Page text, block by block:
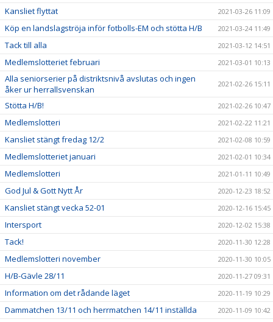
Kansliet flyttat 2021-03-26 11:09
Köp en landslagströja inför fotbolls-EM och stötta H/B 2021-03-24 11:49
Tack till alla 2021-03-12 14:51
Medlemslotteriet februari 2021-03-01 10:13
Alla seniorserier på distriktsnivå avslutas och ingen
åker ur herrallsvenskan
2021-02-26 15:11
Stötta H/B! 2021-02-26 10:47
Medlemslotteri 2021-02-22 11:21
Kansliet stängt fredag 12/2 2021-02-08 10:59
Medlemslotteriet januari 2021-02-01 10:34
Medlemslotteri 2021-01-11 10:49
God Jul & Gott Nytt År 2020-12-23 18:52
Kansliet stängt vecka 52-01 2020-12-16 15:45
Intersport 2020-12-02 15:38
Tack! 2020-11-30 12:28
Medlemslotteri november 2020-11-30 10:05
H/B-Gävle 28/11 2020-11-27 09:31
Information om det rådande läget 2020-11-19 10:29
Dammatchen 13/11 och herrmatchen 14/11 inställda 2020-11-09 10:42